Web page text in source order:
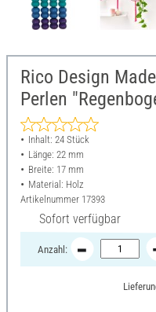
Rico Design
Perlen
Inhalt: 24 Stück
Länge: 22 mm
Breite: 17 mm
Material: Holz
Artikelnummer 17393
Sofort verfügbar
Anzahl: